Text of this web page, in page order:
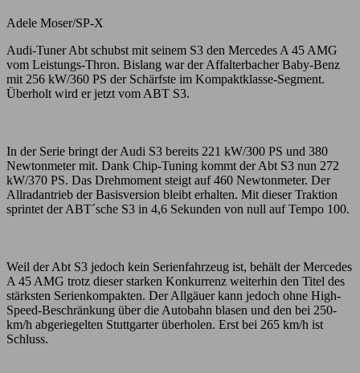
Adele Moser/SP-X
Audi-Tuner Abt schubst mit seinem S3 den Mercedes A 45 AMG
vom Leistungs-Thron. Bislang war der Affalterbacher Baby-Benz
mit 256 kW/360 PS der Schärfste im Kompaktklasse-Segment.
Überholt wird er jetzt vom ABT S3.
In der Serie bringt der Audi S3 bereits 221 kW/300 PS und 380
Newtonmeter mit. Dank Chip-Tuning kommt der Abt S3 nun 272
kW/370 PS. Das Drehmoment steigt auf 460 Newtonmeter. Der
Allradantrieb der Basisversion bleibt erhalten. Mit dieser Traktion
sprintet der ABT´sche S3 in 4,6 Sekunden von null auf Tempo 100.
Weil der Abt S3 jedoch kein Serienfahrzeug ist, behält der Mercedes
A 45 AMG trotz dieser starken Konkurrenz weiterhin den Titel des
stärksten Serienkompakten. Der Allgäuer kann jedoch ohne High-
Speed-Beschränkung über die Autobahn blasen und den bei 250-
km/h abgeriegelten Stuttgarter überholen. Erst bei 265 km/h ist
Schluss.